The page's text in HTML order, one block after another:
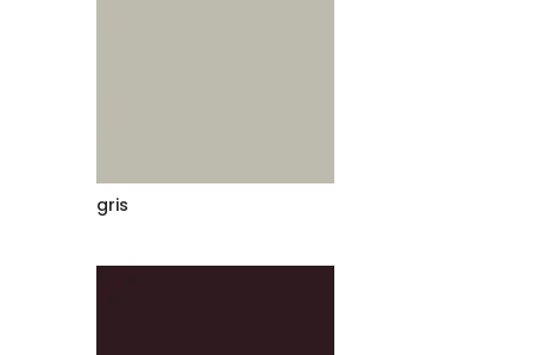
gris